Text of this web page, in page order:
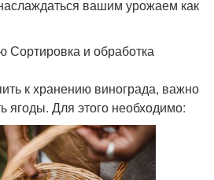
вашим урожаем как
Сортировка и обработка
к хранению винограда, важно
ягоды. Для этого необходимо: